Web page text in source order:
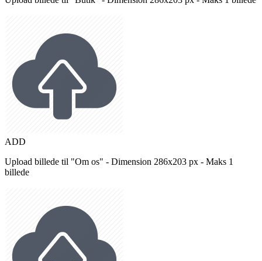
ADD
Upload billede til "Om os" - Dimension 286x203 px - Maks 1
billede